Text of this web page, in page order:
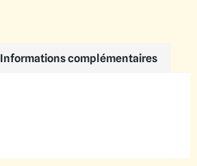
Informations complémentaires